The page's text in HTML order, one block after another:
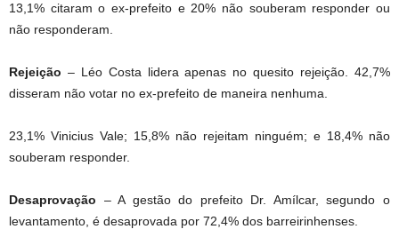
13,1% citaram o ex-prefeito e 20% não souberam responder ou
não responderam.
Rejeição – Léo Costa lidera apenas no quesito rejeição. 42,7%
disseram não votar no ex-prefeito de maneira nenhuma.
23,1% Vinicius Vale; 15,8% não rejeitam ninguém; e 18,4% não
souberam responder.
Desaprovação – A gestão do prefeito Dr. Amílcar, segundo o
levantamento, é desaprovada por 72,4% dos barreirinhenses.